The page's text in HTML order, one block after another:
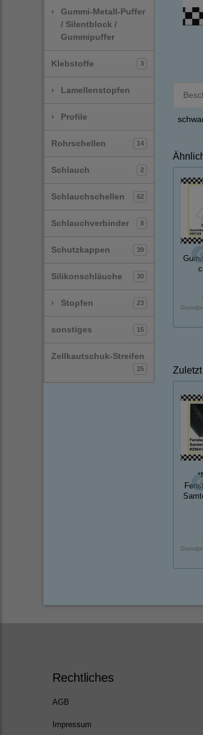
›
Gummi-Metall-Puffer
/ Silentblock /
Gummipuffer
Klebstoffe 3
› Lamellenstopfen
› Profile
Rohrschellen 14
Schlauch 2
Schlauchschellen 62
Schlauchverbinder 8
Schutzkappen 39
Silikonschläuche 30
› Stopfen 23
sonstiges 15
Zellkautschuk-Streifen
25
Rechtliches
AGB
Impressum